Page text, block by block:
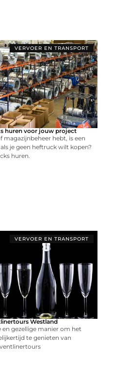
VERVOER EN TRANSPORT
huren voor jouw project
magazijnbeheer hebt, is een
je geen heftruck wilt kopen?
huren.
VERVOER EN TRANSPORT
Westland
en gezellige manier om het
te genieten van